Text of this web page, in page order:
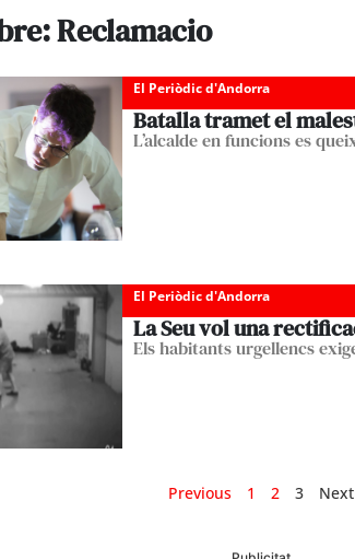
Reclamacio
El Periòdic d'Andorra
Batalla tramet el
L’alcalde en funcions es
El Periòdic d'Andorra
La Seu vol una
Els habitants urgellencs
Previous 1 2 3 Next